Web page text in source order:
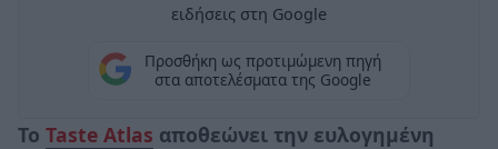
ειδήσεις στη Google
Προσθήκη ως προτιμώμενη πηγή
στα αποτελέσματα της Google
Το Taste Atlas αποθεώνει την ευλογημένη